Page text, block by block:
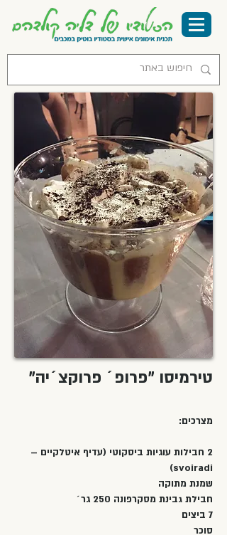
טירמיסו "פרופ´ פרוקצ´יה"
מצרכים:
2 חבילות עוגיות ביסקוטי (עדיף איטלקיים –
svoiradi)
שמנת מתוקה
חבילת גבינת מסקרפונה 250 גר´
7 ביצים
סוכר